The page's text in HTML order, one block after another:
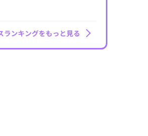
ランキングをもっと見る